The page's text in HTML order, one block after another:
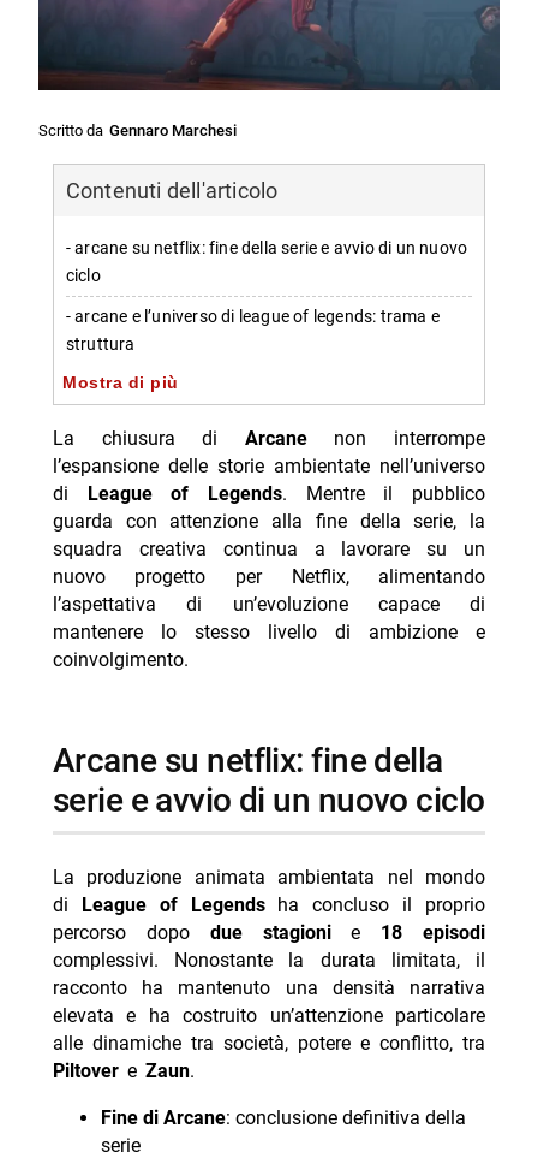
Scritto da Gennaro Marchesi
Contenuti dell'articolo
- arcane su netflix: fine della serie e avvio di un nuovo
ciclo
- arcane e l’universo di league of legends: trama e
struttura
- vi e powder: i personaggi al centro del racconto
- arcane: stagione 1 e stagione 2 tra date di uscita e
accoglienza critica
- arcane nella competizione fantasy: il confronto con
altri titoli tv
- arcane e il budget: un adattamento pensato su
larga scala
- nuova serie league of legends netflix: cosa è stato
ipotizzato e cosa non è stato confermato
-- Scopri di più da Jump the shark
-- RispondiAnnulla risposta
- Reacher 4 arriva su Prime Video il 12 agosto
- Doc: Argentero lascia, quarta stagione ultima
- J. Edgar dal 13 agosto su Netflix: biopic Eastwood
- The Last House dal 7 agosto su Netflix: trama e
cast
Mostra di più
La chiusura di Arcanenon interrompe
l’espansione delle storie ambientate nell’universo
di League of Legends. Mentre il pubblico
guarda con attenzione alla fine della serie, la
squadra creativa continua a lavorare su un
nuovo progetto per Netflix, alimentando
l’aspettativa di un’evoluzione capace di
mantenere lo stesso livello di ambizione e
coinvolgimento.
arcane su netflix: fine della
serie e avvio di un nuovo ciclo
La produzione animata ambientata nel mondo
di
League of Legendsha concluso il proprio
percorso dopo due stagionie 18 episodi
complessivi. Nonostante la durata limitata, il
racconto ha mantenuto una densità narrativa
elevata e ha costruito un’attenzione particolare
alle dinamiche tra società, potere e conflitto, tra
Piltovere Zaun.
Fine di Arcane: conclusione definitiva della
serie